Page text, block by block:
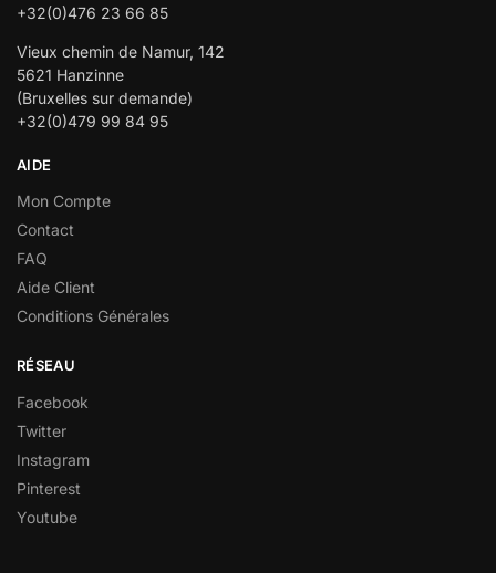
+32(0)476 23 66 85
Vieux chemin de Namur, 142
5621 Hanzinne
(Bruxelles sur demande)
+32(0)479 99 84 95
AIDE
Mon Compte
Contact
FAQ
Aide Client
Conditions Générales
RÉSEAU
Facebook
Twitter
Instagram
Pinterest
Youtube